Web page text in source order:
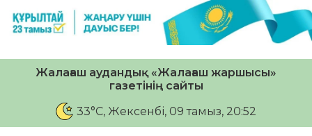
Жалағаш аудандық «Жалағаш жаршысы»
газетінің сайты
33°C, Жексенбі, 09 тамыз, 20:52